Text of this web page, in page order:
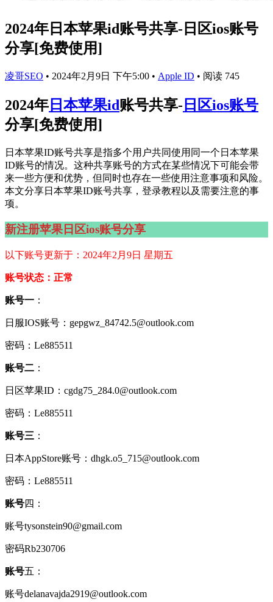
2024年日本苹果id账号共享-日区ios账号
分享[免费使用]
凌哥SEO • 2024年2月9日 下午5:00 • Apple ID • 阅读 745
2024年 日本苹果id账号共享- 日区ios账号
分享[免费使用]
日本苹果ID账号共享是指多个用户共同使用同一个日本苹果
ID账号的情况。这种共享账号的方式在某些情况下可能会带
来一些方便和优势，但同时也存在一些使用注意事项和风险。
本文分享日本苹果ID账号共享，登录教程以及需要注意的事
项。
新注册苹果日区ios账号分享
以下账号更新于：2024年2月9日 星期五
账号状态：正常
账号一 ：
日服IOS账号：gepgwz_84742.5@outlook.com
密码：Le885511
账号二 ：
日区苹果ID：cgdg75_284.0@outlook.com
密码：Le885511
账号三 ：
日本AppStore账号：dhgk.o5_715@outlook.com
密码：Le885511
账号四：
账号tysonstein90@gmail.com
密码Rb230706
账号五：
账号delanavajda2919@outlook.com